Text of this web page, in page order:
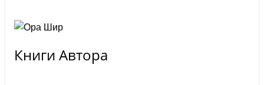
Книги Автора